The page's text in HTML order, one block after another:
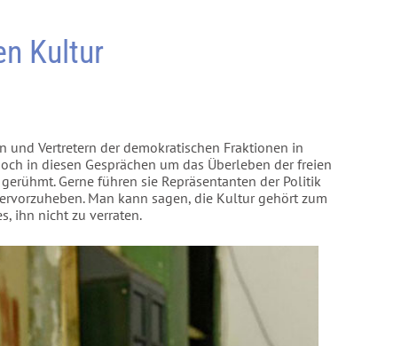
Kultur
Vertretern der demokratischen Fraktionen in
in diesen Gesprächen um das Überleben der freien
Gerne führen sie Repräsentanten der Politik
Man kann sagen, die Kultur gehört zum
ihn nicht zu verraten.